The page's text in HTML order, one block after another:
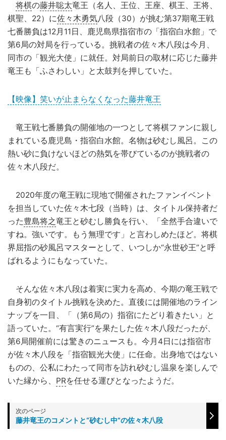
将棋の藤井聡太竜王（名人、王位、王座、棋王、王将、
棋聖、22）に佐々木勇気八段（30）が挑む第37期竜王戦
七番勝負は12月11日、鹿児島県指宿市の「指宿白水館」で
第6局の対局を行っている。挑戦者の佐々木八段は今月、
同市の「観光大使」に就任。対局前日の取材に応じた藤井
竜王も「ふさわしい」と太鼓判を押していた。
【映像】笑いが止まらなくなった藤井竜王
竜王戦七番勝負の開催地の一つとして将棋ファンに親し
まれている鹿児島・指宿白水館。名物は砂むし風呂。この
熱い砂に負けないほどの熱気を帯びているのが挑戦者の
佐々木八段だ。
2020年度の竜王戦に現地で開催されたファンイベント
を担当していた佐々木七段（当時）は、タイトル保持者だ
った豊島将之竜王と砂むし勝負を行い、「全然手合違いで
すね。強いです。もう無理です」と言わしめたほど。将棋
界屈指の砂風呂マスターとして、いつしか“永世砂王”と呼
ばれるようにもなっていた。
そんな佐々木八段は着実に実力を高め、今期の竜王戦で
自身初のタイトル挑戦を決めた。直後には開催地のライン
ナップを一目、「（第6局の）指宿にたどり着きたい」と
語っていた。“有言実行”を果たした佐々木八段だったが、
第6局開催前には驚きのニュースも。今月4日には指宿市
が佐々木八段を「指宿観光大使」に任命。出身地ではない
ものの、公私にわたって同市を訪れ砂むし温泉を楽しんで
いた縁から、 PRを任せる運びとなったようだ。
藤井竜王のコメントと“砂むし中”の佐々木八段